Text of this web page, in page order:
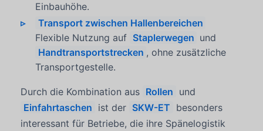
Einbauhöhe.
Transport zwischen Hallenbereichen
Flexible Nutzung auf Staplerwegen und
Handtransportstrecken , ohne zusätzliche
Transportgestelle.
Durch die Kombination aus Rollen und
Einfahrtaschen ist der SKW-ET besonders
interessant für Betriebe, die ihre Spänelogistik